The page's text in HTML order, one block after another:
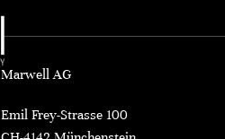
Marwell AG
Emil Frey-Strasse 100